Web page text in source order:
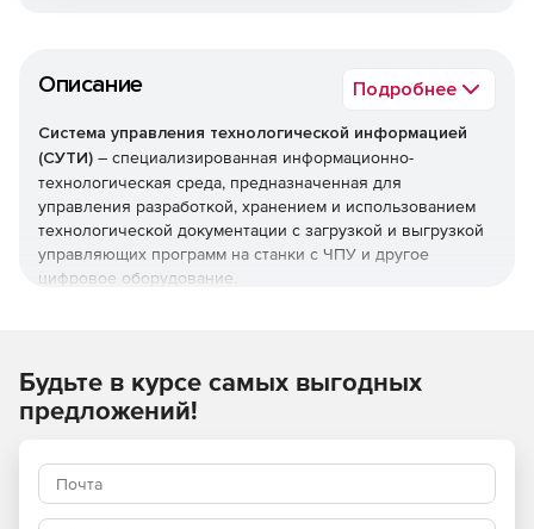
Описание Подробнее
Система управления технологической информацией
(СУТИ) – специализированная информационно-
технологическая среда, предназначенная для
управления разработкой, хранением и использованием
технологической документации с загрузкой и выгрузкой
управляющих программ на станки с ЧПУ и другое
цифровое оборудование.
управляющих программ и другой технологической
информации, разрабатываемых для любого
Система управления технологической информации
является интеграционной средой работы технолога-
Будьте в курсе самых выгодных
предложений!